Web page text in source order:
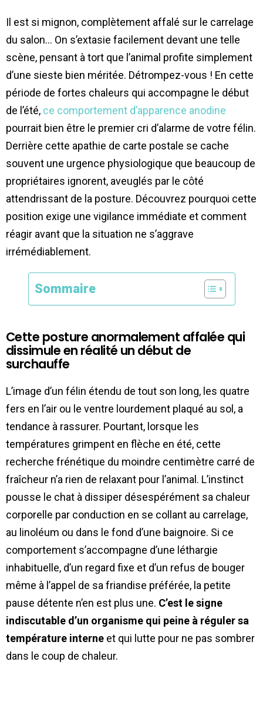
Il est si mignon, complètement affalé sur le carrelage
du salon… On s’extasie facilement devant une telle
scène, pensant à tort que l’animal profite simplement
d’une sieste bien méritée. Détrompez-vous ! En cette
période de fortes chaleurs qui accompagne le début
de l’été, ce comportement d’apparence anodine
pourrait bien être le premier cri d’alarme de votre félin.
Derrière cette apathie de carte postale se cache
souvent une urgence physiologique que beaucoup de
propriétaires ignorent, aveuglés par le côté
attendrissant de la posture. Découvrez pourquoi cette
position exige une vigilance immédiate et comment
réagir avant que la situation ne s’aggrave
irrémédiablement.
Sommaire
Cette posture anormalement affalée qui
dissimule en réalité un début de
surchauffe
L’image d’un félin étendu de tout son long, les quatre
fers en l’air ou le ventre lourdement plaqué au sol, a
tendance à rassurer. Pourtant, lorsque les
températures grimpent en flèche en été, cette
recherche frénétique du moindre centimètre carré de
fraîcheur n’a rien de relaxant pour l’animal. L’instinct
pousse le chat à dissiper désespérément sa chaleur
corporelle par conduction en se collant au carrelage,
au linoléum ou dans le fond d’une baignoire. Si ce
comportement s’accompagne d’une léthargie
inhabituelle, d’un regard fixe et d’un refus de bouger
même à l’appel de sa friandise préférée, la petite
pause détente n’en est plus une. C’est le signe
indiscutable d’un organisme qui peine à réguler sa
température interne et qui lutte pour ne pas sombrer
dans le coup de chaleur.